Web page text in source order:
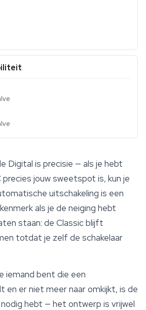
Digital is precisie — als je hebt
jouw sweetspot is, kun je
uitschakeling is een
als je de neiging hebt
staan: de Classic blijft
totdat je zelf de schakelaar
iemand bent die een
er niet meer naar omkijkt, is de
hebt — het ontwerp is vrijwel